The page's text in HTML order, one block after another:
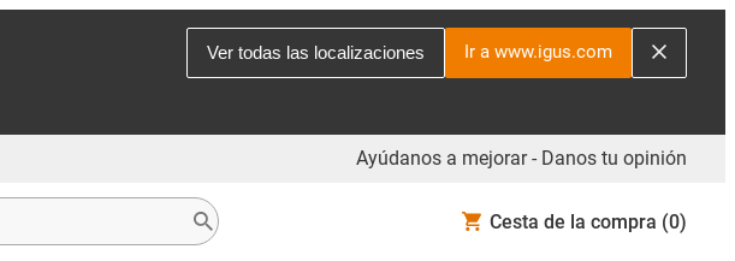
Ver todas las localizaciones Ir a www.igus.com
Ayúdanos a mejorar - Danos tu opinión
Cesta de la compra (0)